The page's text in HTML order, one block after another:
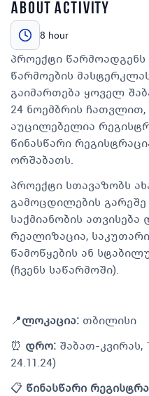
about activity
8 hour
პროექტი
წარმოების
გაიმართება ყოველ
24 ნოემბრის ჩათვლით,
აუცილებელია
წინასწარი
ორშაბათს.
პროექტი სთავაზობს
გამოცდილების
საქმიანობის
რეალიზაცია,
წამოწყების ან
(ჩვენს საწარმოში).
📍ლოკაცია: თბილისი
⏰ დრო: შაბათ-კვირას,
24.11.24)
📋 წინასწარი